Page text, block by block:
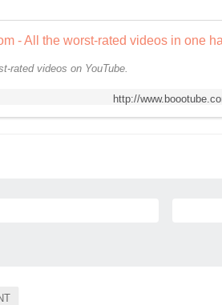
- All the worst-rated videos in one
rated videos on YouTube.
http://